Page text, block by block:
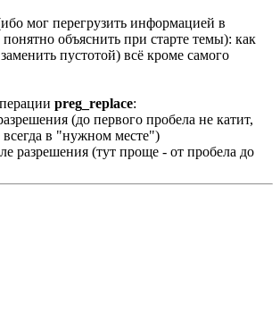
мог перегрузить информацией в
объяснить при старте темы): как
заменить пустотой) всё кроме самого
preg_replace:
(до первого пробела не катит,
всегда в "нужном месте")
разрешения (тут проще - от пробела до